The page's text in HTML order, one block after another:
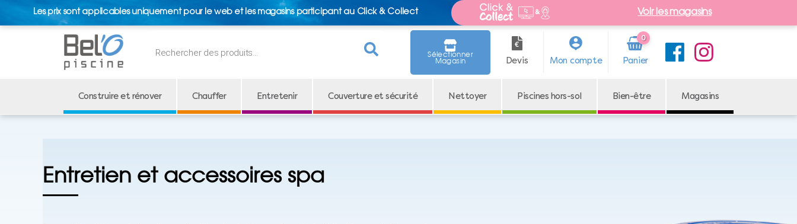
Les prix sont applicables uniquement pour le web et les magasins participant au Click & Collect Voir les magasins
de
Sélectionner
Magasin Devis Mon compte
0
Arti
cle
Construire et rénover Chauffer Entretenir Couverture et sécurité Nettoyer Piscines hors-sol Bien-être Magasins
Entretien et accessoires spa